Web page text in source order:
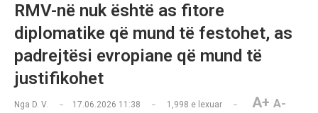
RMV-në nuk është as fitore
diplomatike që mund të festohet, as
padrejtësi evropiane që mund të
justifikohet
Nga D. V. 17.06.2026 11:38 1,998 e lexuar A+ A-